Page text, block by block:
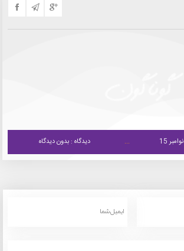
دیدگاه : بدون دیدگاه